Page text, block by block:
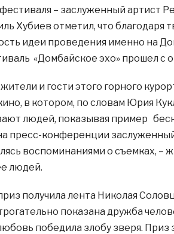
– заслуженный артист
Хубиев отметил, что благодаря
идеи проведения именно на
«Домбайское эхо» прошел с
и гости этого горного
в котором, по словам Юрия
людей, показывая пример
пресс-конференции
воспоминаниями о съемках, –
людей.
получила лента Николая
показана дружба
победила злобу зверя. Приз